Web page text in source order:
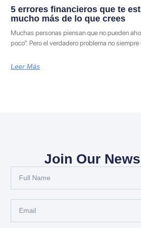
5 errores financieros que te
mucho más de lo que crees
Muchas personas piensan que no pueden
poco”. Pero el verdadero problema no
Leer Más
Join Our